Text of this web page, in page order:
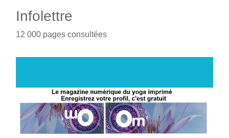
Infolettre
12 000 pages consultées